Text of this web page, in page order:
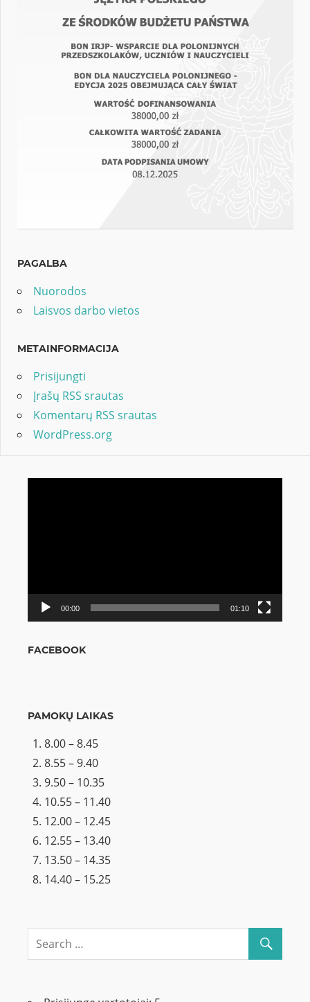
PAGALBA
Nuorodos
Laisvos darbo vietos
METAINFORMACIJA
Prisijungti
Įrašų RSS srautas
Komentarų RSS srautas
WordPress.org
00:00 01:10
FACEBOOK
PAMOKŲ LAIKAS
8.00 – 8.45
8.55 – 9.40
9.50 – 10.35
10.55 – 11.40
12.00 – 12.45
12.55 – 13.40
13.50 – 14.35
14.40 – 15.25